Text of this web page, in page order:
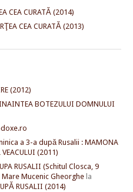
CEA CURATĂ (2014)
CEA CURATĂ (2013)
(2012)
BOTEZULUI DOMNULUI
a 3-a după Rusalii : MAMONA
(2011)
RUSALII (Schitul Closca, 9
Mucenic Gheorghe la
RUSALII (2014)